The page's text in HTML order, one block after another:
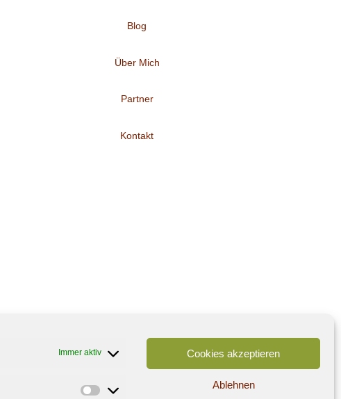
Immer aktiv
Statistiken
Cookies akzeptieren
Ablehnen
Blog
Über Mich
Partner
Kontakt